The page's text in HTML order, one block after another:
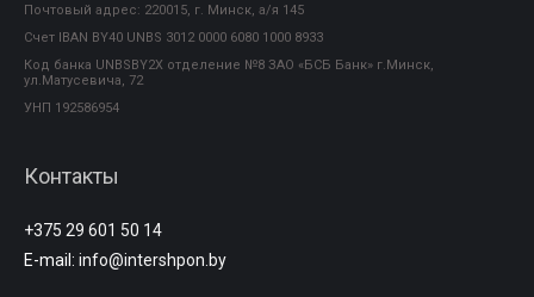
Почтовый адрес: 220015, г. Минск, а/я 145
Счет IBAN BY40 UNBS 3012 0000 6080 1000 8933
Код банка UNBSBY2X отделение №8 ЗАО «БСБ Банк» г.Минск,
ул.Матусевича, 72
УНП 192586954
Контакты
+375 29 601 50 14
E-mail: info@intershpon.by